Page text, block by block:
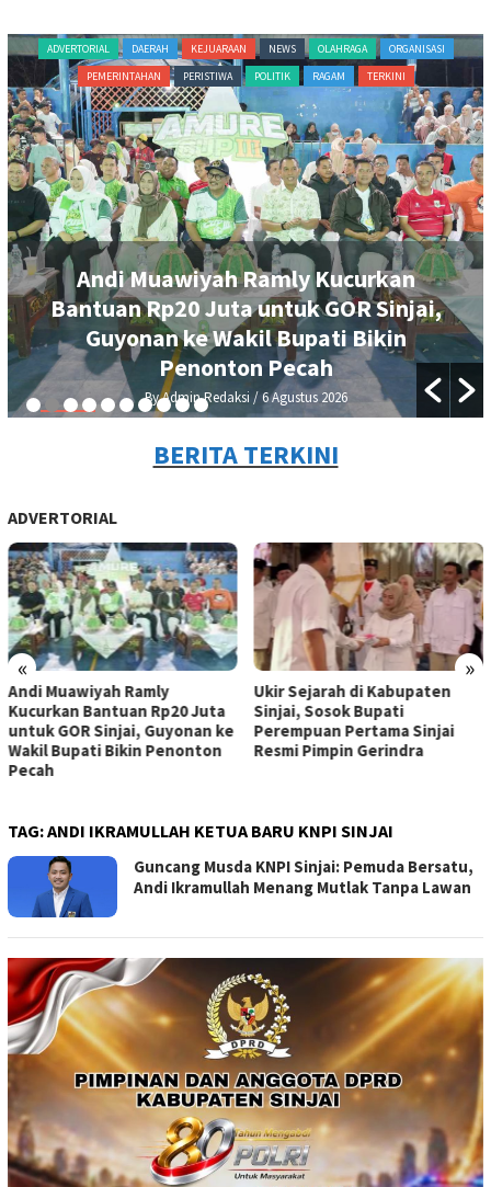
ADVERTORIAL DAERAH KEJUARAAN NEWS OLAHRAGA
ORGANISASI
PEMERINTAHAN
PERISTIWA POLITIK RAGAM TERKINI
Andi Muawiyah Ramly Kucurkan
Bantuan Rp20 Juta untuk GOR Sinjai,
Guyonan ke Wakil Bupati Bikin
Penonton Pecah
By Admin Redaksi / 6 Agustus 2026
BERITA TERKINI
ADVERTORIAL
« »
Andi Muawiyah Ramly
Kucurkan Bantuan Rp20 Juta
untuk GOR Sinjai, Guyonan ke
Wakil Bupati Bikin Penonton
Pecah
Ukir Sejarah di Kabupaten
Sinjai, Sosok Bupati
Perempuan Pertama Sinjai
Resmi Pimpin Gerindra
TAG:ANDI IKRAMULLAH KETUA BARU KNPI SINJAI
Guncang Musda KNPI Sinjai: Pemuda Bersatu,
Andi Ikramullah Menang Mutlak Tanpa Lawan